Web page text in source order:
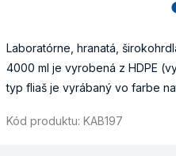
Laboratórne, hranatá,
4000 ml je vyrobená z HDPE
typ fliaš je vyrábaný vo farbe
Kód produktu: KAB197